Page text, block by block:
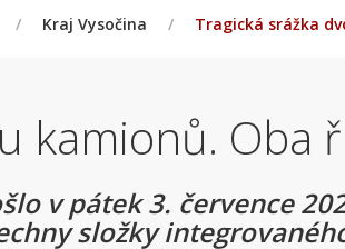
/ Kraj Vysočina / Tragická srážka
kamionů.
v pátek 3. července
složky